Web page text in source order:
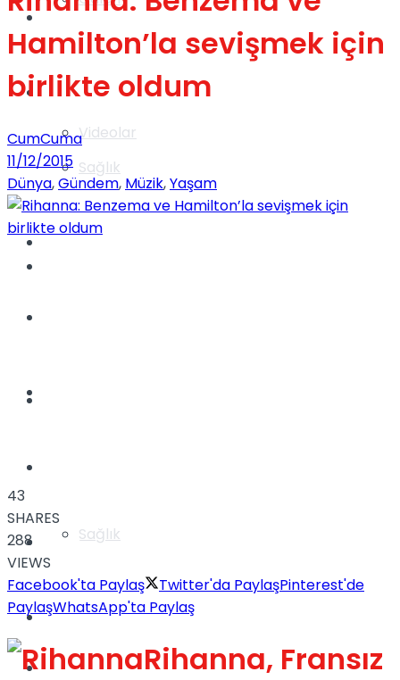
Videolar
Sağlık
TV
Gündem
Yaşam
Sağlık
Müzik
Sinema
Hamilton’la sevişmek için
birlikte oldum
CumCuma
11/12/2015
Dünya,Gündem, Müzik,Yaşam
43
SHARES
288
VIEWS
Facebook'ta Paylaş
Twitter'da PaylaşPinterest'de
PaylaşWhatsApp'ta Paylaş
Rihanna, Fransız